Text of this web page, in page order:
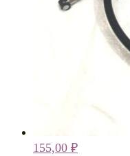
155,00 ₽